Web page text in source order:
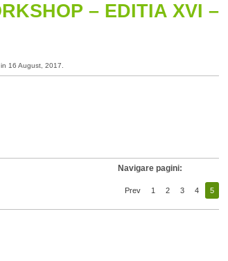
– EDITIA XVI –
, in 16 August, 2017.
Navigare pagini:
Prev 1 2 3 4 5